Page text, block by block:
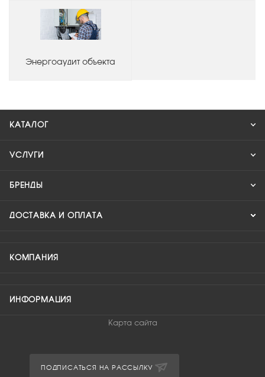
Энергоаудит объекта
КАТАЛОГ
УСЛУГИ
БРЕНДЫ
ДОСТАВКА И ОПЛАТА
КОМПАНИЯ
ИНФОРМАЦИЯ
Карта сайта
ПОДПИСАТЬСЯ НА РАССЫЛКУ